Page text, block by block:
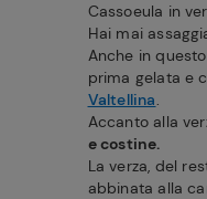
Cassoeula in
Hai mai
Anche in
prima gelata e
Valtellina.
Accanto alla
e costine.
La verza, del
abbinata alla